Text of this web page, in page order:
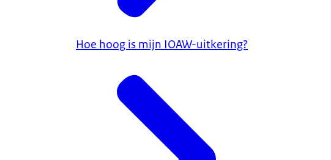
Hoe hoog is mijn IOAW-uitkering?